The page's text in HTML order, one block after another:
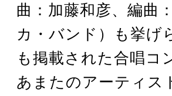
曲：加藤和彦、編曲
カ・バンド）も挙げ
も掲載された合唱コ
あまたのアーティス